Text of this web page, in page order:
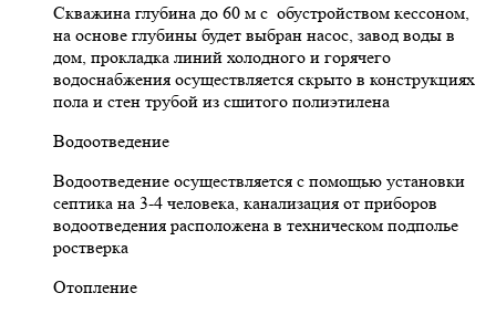
Скважина глубина до 60 м с обустройством кессоном,
на основе глубины будет выбран насос, завод воды в
дом, прокладка линий холодного и горячего
водоснабжения осуществляется скрыто в конструкциях
пола и стен трубой из сшитого полиэтилена
Водоотведение
Водоотведение осуществляется с помощью установки
септика на 3-4 человека, канализация от приборов
водоотведения расположена в техническом подполье
ростверка
Отопление